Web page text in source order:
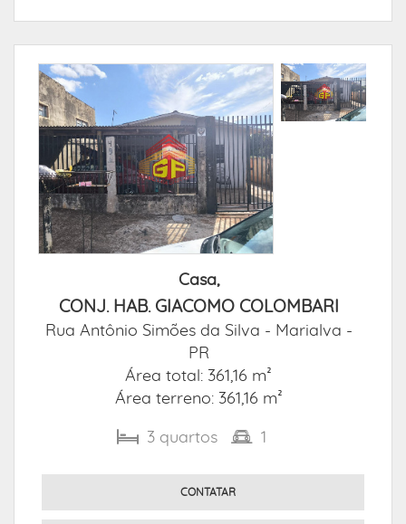
Casa,
CONJ. HAB. GIACOMO COLOMBARI
Rua Antônio Simões da Silva - Marialva -
PR
Área total: 361,16 m²
Área terreno: 361,16 m²
3 quartos 1
CONTATAR